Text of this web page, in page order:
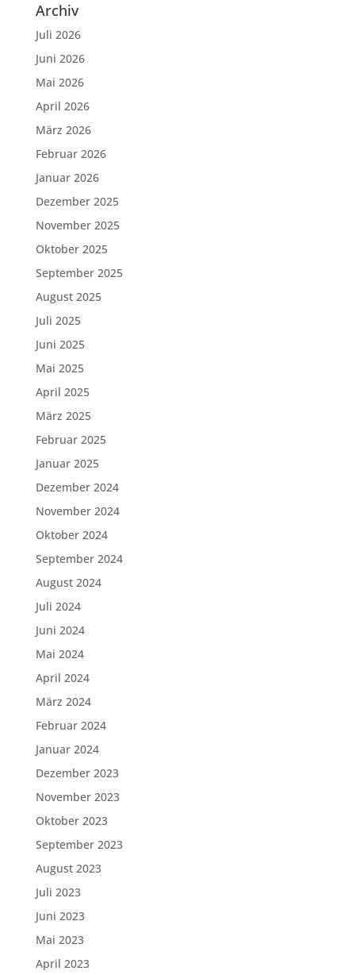
Archiv
Juli 2026
Juni 2026
Mai 2026
April 2026
März 2026
Februar 2026
Januar 2026
Dezember 2025
November 2025
Oktober 2025
September 2025
August 2025
Juli 2025
Juni 2025
Mai 2025
April 2025
März 2025
Februar 2025
Januar 2025
Dezember 2024
November 2024
Oktober 2024
September 2024
August 2024
Juli 2024
Juni 2024
Mai 2024
April 2024
März 2024
Februar 2024
Januar 2024
Dezember 2023
November 2023
Oktober 2023
September 2023
August 2023
Juli 2023
Juni 2023
Mai 2023
April 2023